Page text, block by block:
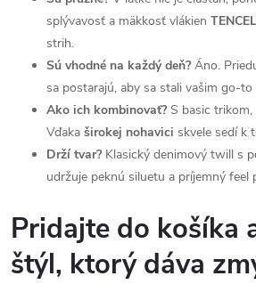
splývavosť a mäkkosť vlákien
strih.
Sú vhodné na každý deň?Áno.
sa postarajú, aby sa stali vašim go-
Ako ich kombinovať?S basic trikom,
Vďaka širokej nohavici skvele sedí k
Drží tvar?Klasický denimový twill s
udržuje peknú siluetu a príjemný feel
Pridajte do košíka
štýl, ktorý dáva